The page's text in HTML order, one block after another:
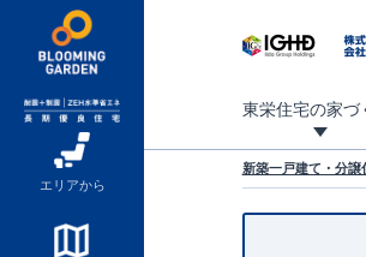
エリアから
東栄住宅の家づ
新築一戸建て・分